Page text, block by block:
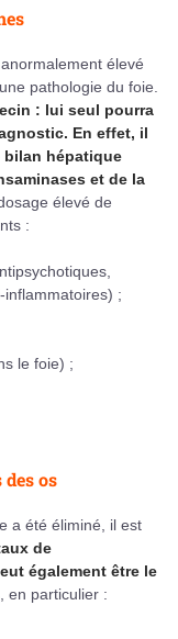
élevé
pathologie du foie.
: lui seul pourra
En effet, il
bilan hépatique
et de la
élevé de
:
;
le foie) ;
os
a été éliminé, il est
de
également être le
, en particulier :